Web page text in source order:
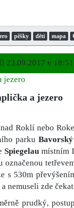
pěšky děti mapa
23.09.2017 v 18:51
a jezero
Roklí nebo
parku
Spiegelaumístním
s 530m
nemuseli zde
prudký,